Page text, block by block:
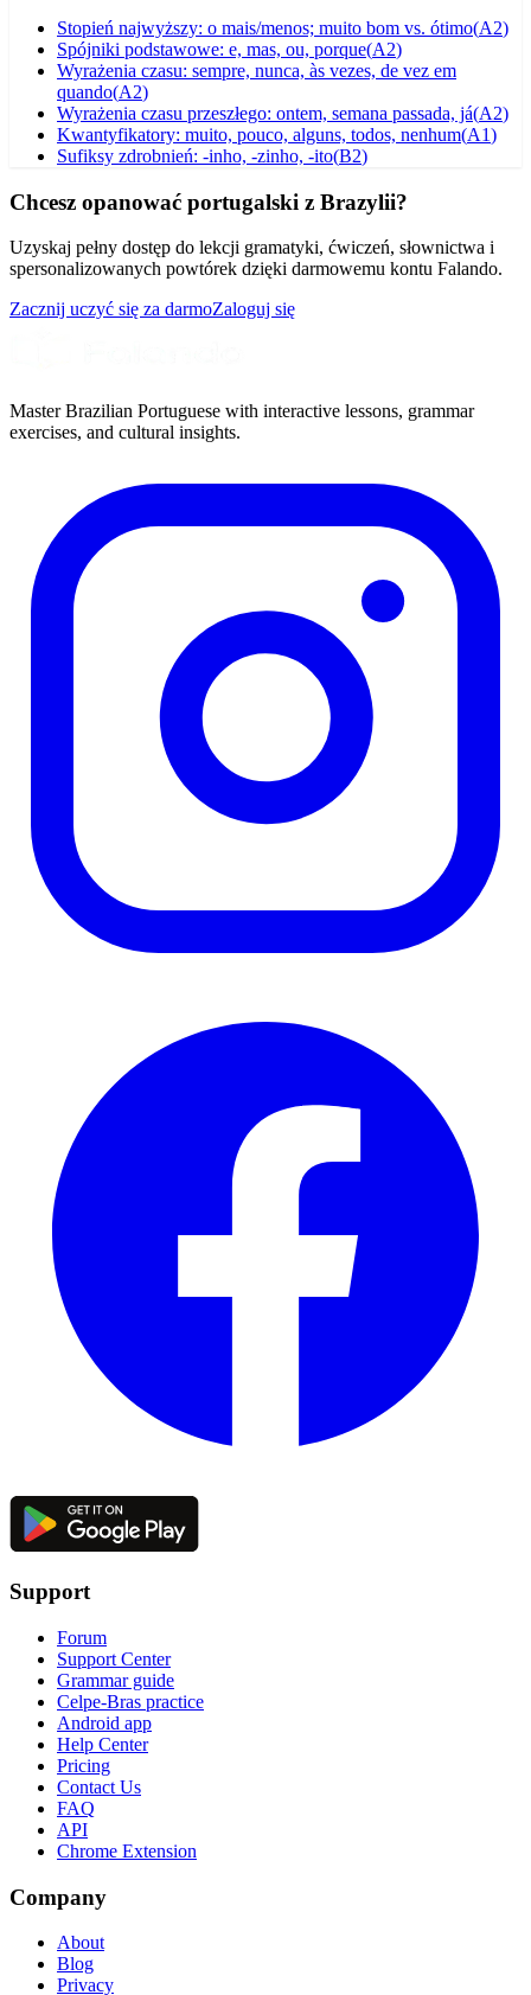
Stopień najwyższy: o mais/menos; muito bom vs. ótimo(A2)
Spójniki podstawowe: e, mas, ou, porque(A2)
Wyrażenia czasu: sempre, nunca, às vezes, de vez em
quando(A2)
Wyrażenia czasu przeszłego: ontem, semana passada, já(A2)
Kwantyfikatory: muito, pouco, alguns, todos, nenhum(A1)
Sufiksy zdrobnień: -inho, -zinho, -ito(B2)
Chcesz opanować portugalski z Brazylii?
Uzyskaj pełny dostęp do lekcji gramatyki, ćwiczeń, słownictwa i
spersonalizowanych powtórek dzięki darmowemu kontu Falando.
Zacznij uczyć się za darmoZaloguj się
Master Brazilian Portuguese with interactive lessons, grammar
exercises, and cultural insights.
Support
Forum
Support Center
Grammar guide
Celpe-Bras practice
Android app
Help Center
Pricing
Contact Us
FAQ
API
Chrome Extension
Company
About
Blog
Privacy